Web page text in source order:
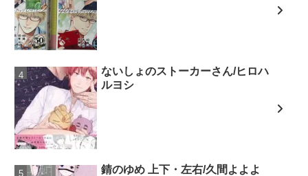
ないしょのストーカーさん/ヒロハ
ルヨシ
錆のゆめ 上下・左右/久間よよよ